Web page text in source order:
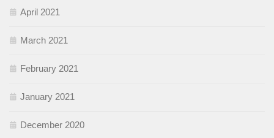
April 2021
March 2021
February 2021
January 2021
December 2020